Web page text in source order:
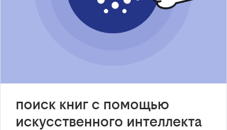
поиск книг с помощью
искусственного интеллекта